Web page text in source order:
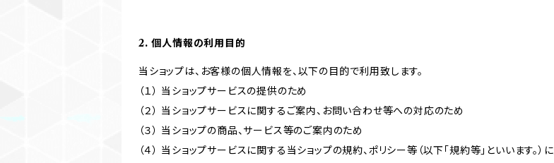
2. 個人情報の利用目的
当ショップは、お客様の個人情報を、以下の目的で利用致します。
（１） 当ショップサービスの提供のため
（２） 当ショップサービスに関するご案内、お問い合わせ等への対応のため
（３） 当ショップの商品、サービス等のご案内のため
（４） 当ショップサービスに関する当ショップの規約、ポリシー等（以下「規約等」といいます。